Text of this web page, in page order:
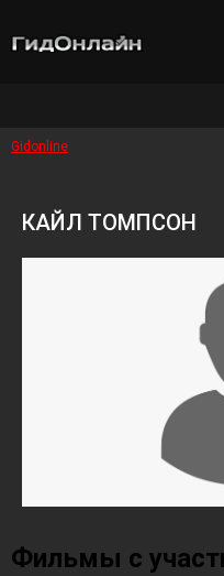
Gidonline
КАЙЛ ТОМПСОН
Фильмы с